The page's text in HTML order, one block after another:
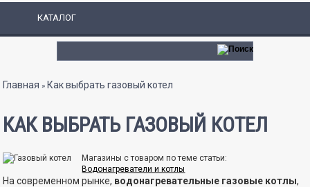
КАТАЛОГ
Вы здесь
Главная » Как выбрать газовый котел
КАК ВЫБРАТЬ ГАЗОВЫЙ КОТЕЛ
Магазины с товаром по теме статьи:
Водонагреватели и котлы
На современном рынке, водонагревательные газовые котлы,